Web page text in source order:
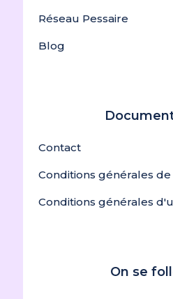
Réseau Pessaire
Blog
Contact
Conditions générales
Conditions générales
On se